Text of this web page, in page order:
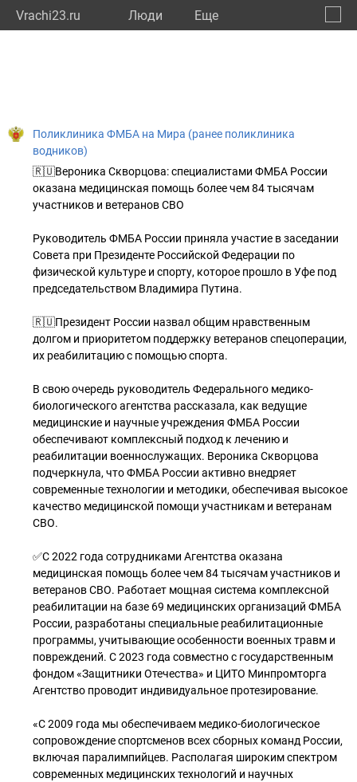
Vrachi23.ru Люди Eще
Поликлиника ФМБА на Мира (ранее поликлиника
водников)
🇷🇺Вероника Скворцова: специалистами ФМБА России
оказана медицинская помощь более чем 84 тысячам
участников и ветеранов СВО
Руководитель ФМБА России приняла участие в заседании
Совета при Президенте Российской Федерации по
физической культуре и спорту, которое прошло в Уфе под
председательством Владимира Путина.
🇷🇺Президент России назвал общим нравственным
долгом и приоритетом поддержку ветеранов спецоперации,
их реабилитацию с помощью спорта.
В свою очередь руководитель Федерального медико-
биологического агентства рассказала, как ведущие
медицинские и научные учреждения ФМБА России
обеспечивают комплексный подход к лечению и
реабилитации военнослужащих. Вероника Скворцова
подчеркнула, что ФМБА России активно внедряет
современные технологии и методики, обеспечивая высокое
качество медицинской помощи участникам и ветеранам
СВО.
✅С 2022 года сотрудниками Агентства оказана
медицинская помощь более чем 84 тысячам участников и
ветеранов СВО. Работает мощная система комплексной
реабилитации на базе 69 медицинских организаций ФМБА
России, разработаны специальные реабилитационные
программы, учитывающие особенности военных травм и
повреждений. С 2023 года совместно с государственным
фондом «Защитники Отечества» и ЦИТО Минпромторга
Агентство проводит индивидуальное протезирование.
«С 2009 года мы обеспечиваем медико-биологическое
сопровождение спортсменов всех сборных команд России,
включая паралимпийцев. Располагая широким спектром
современных медицинских технологий и научных